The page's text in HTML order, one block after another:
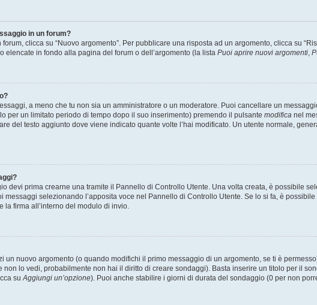
in un forum?
clicca su “Nuovo argomento”. Per pubblicare una risposta ad un argomento, clicca su
elencate in fondo alla pagina del forum o dell’argomento (la lista Puoi aprire nuovi argomenti
a meno che tu non sia un amministratore o un moderatore. Puoi cancellare un
per un limitato periodo di tempo dopo il suo inserimento) premendo il pulsante modifica nel
del testo aggiunto dove viene indicato quante volte l’hai modificato. Un utente normale,
devi prima crearne una tramite il Pannello di Controllo Utente. Una volta creata, è possibile
messaggi selezionando l’apposita voce nel Pannello di Controllo Utente. Se lo si fa, è
firma all’interno del modulo di invio.
nuovo argomento (o quando modifichi il primo messaggio di un argomento, se ti è
non lo vedi, probabilmente non hai il diritto di creare sondaggi). Basta inserire un titolo per il
su Aggiungi un’opzione). Puoi anche stabilire i giorni di durata del sondaggio (0 per non